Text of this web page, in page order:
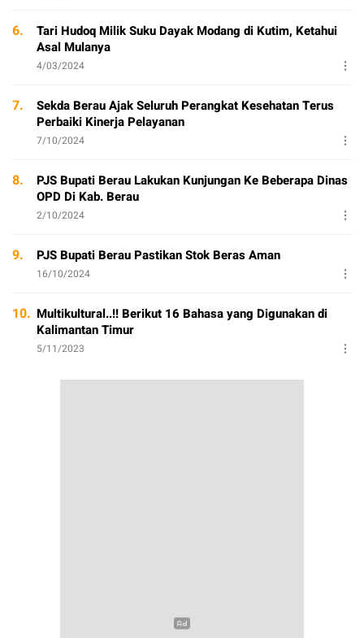
6.
Tari Hudoq Milik Suku Dayak Modang di Kutim, Ketahui
Asal Mulanya
4/03/2024
7.
Sekda Berau Ajak Seluruh Perangkat Kesehatan Terus
Perbaiki Kinerja Pelayanan
7/10/2024
8.
PJS Bupati Berau Lakukan Kunjungan Ke Beberapa Dinas
OPD Di Kab. Berau
2/10/2024
9. PJS Bupati Berau Pastikan Stok Beras Aman
16/10/2024
10. Multikultural..!! Berikut 16 Bahasa yang Digunakan di
Kalimantan Timur
5/11/2023